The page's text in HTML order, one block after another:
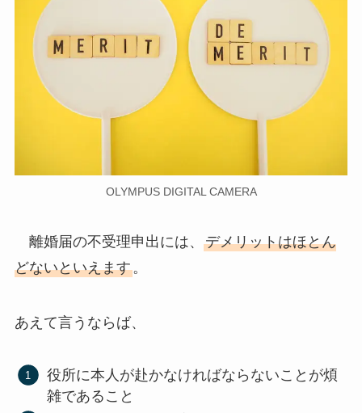
OLYMPUS DIGITAL CAMERA
離婚届の不受理申出には、 デメリットはほとん
どないといえます。
あえて言うならば、
役所に本人が赴かなければならないことが煩
雑であること